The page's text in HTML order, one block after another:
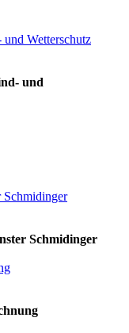
und
Schmidinger